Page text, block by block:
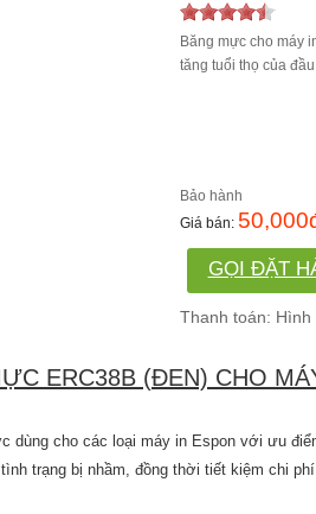
Băng mực cho máy
tăng tuổi thọ của
50,000
GỌI ĐẶT
ERC38B (ĐEN) CHO
dùng cho các loại máy in Espon với ưu
trạng bị nhầm, đồng thời tiết kiệm chi